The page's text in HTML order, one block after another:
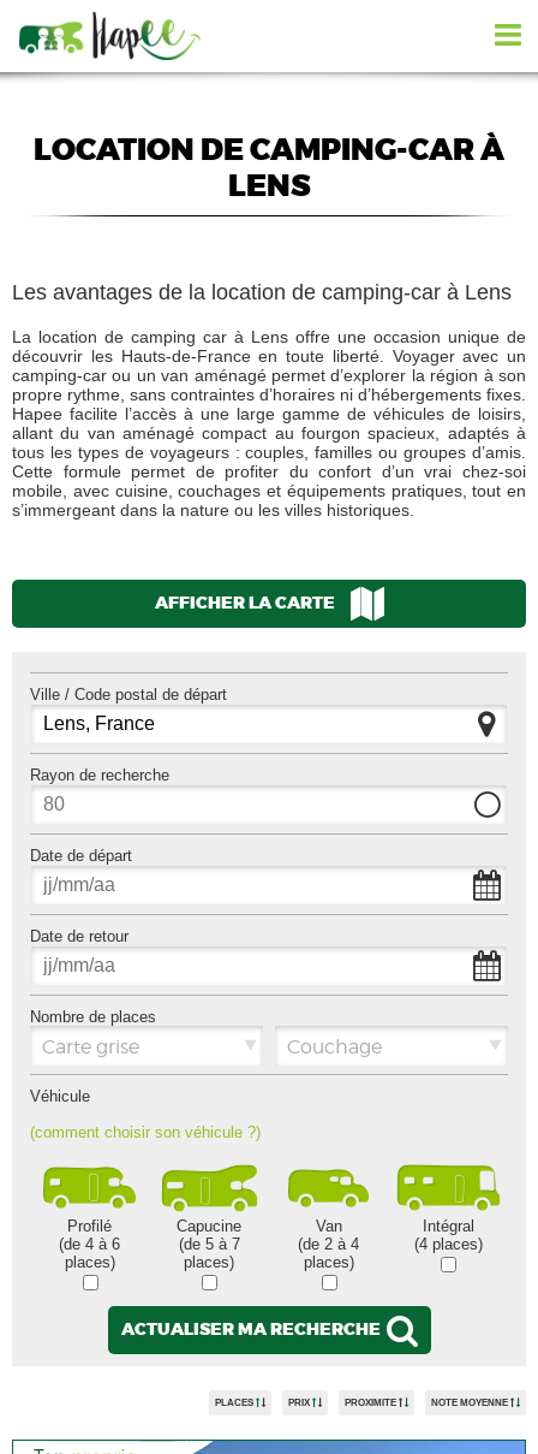
LOCATION DE CAMPING-CAR À
LENS
Les avantages de la location de camping-car à Lens
La location de camping car à Lens offre une occasion unique de
découvrir les Hauts-de-France en toute liberté. Voyager avec un
camping-car ou un van aménagé permet d’explorer la région à son
propre rythme, sans contraintes d’horaires ni d’hébergements fixes.
Hapee facilite l’accès à une large gamme de véhicules de loisirs,
allant du van aménagé compact au fourgon spacieux, adaptés à
tous les types de voyageurs : couples, familles ou groupes d’amis.
Cette formule permet de profiter du confort d’un vrai chez-soi
mobile, avec cuisine, couchages et équipements pratiques, tout en
s’immergeant dans la nature ou les villes historiques.
AFFICHER LA CARTE
Ville / Code postal de départ
Rayon de recherche
Date de départ
Date de retour
Nombre de places
Carte grise Couchage
Véhicule
(comment choisir son véhicule ?)
Profilé
(de 4 à 6
places)
Capucine
(de 5 à 7
places)
Van
(de 2 à 4
places)
Intégral
(4 places)
ACTUALISER MA RECHERCHE
PLACES PRIX PROXIMITE NOTE MOYENNE